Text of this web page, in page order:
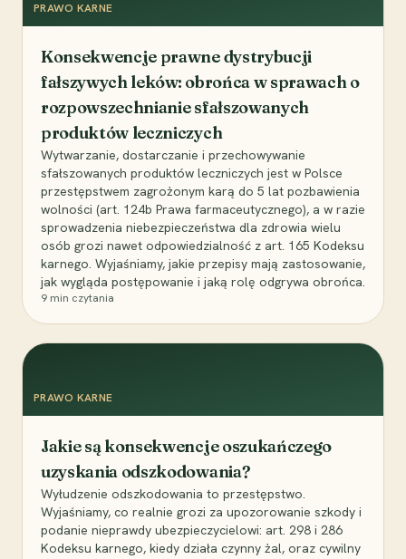
PRAWO KARNE
Konsekwencje prawne dystrybucji
fałszywych leków: obrońca w sprawach o
rozpowszechnianie sfałszowanych
produktów leczniczych
Wytwarzanie, dostarczanie i przechowywanie
sfałszowanych produktów leczniczych jest w Polsce
przestępstwem zagrożonym karą do 5 lat pozbawienia
wolności (art. 124b Prawa farmaceutycznego), a w razie
sprowadzenia niebezpieczeństwa dla zdrowia wielu
osób grozi nawet odpowiedzialność z art. 165 Kodeksu
karnego. Wyjaśniamy, jakie przepisy mają zastosowanie,
jak wygląda postępowanie i jaką rolę odgrywa obrońca.
9 min czytania
PRAWO KARNE
Jakie są konsekwencje oszukańczego
uzyskania odszkodowania?
Wyłudzenie odszkodowania to przestępstwo.
Wyjaśniamy, co realnie grozi za upozorowanie szkody i
podanie nieprawdy ubezpieczycielowi: art. 298 i 286
Kodeksu karnego, kiedy działa czynny żal, oraz cywilny